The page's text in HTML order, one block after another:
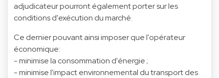
adjudicateur pourront également porter sur les
conditions d'exécution du marché.
Ce dernier pouvant ainsi imposer que l'opérateur
économique:
- minimise la consommation d'énergie ;
- minimise l'impact environnemental du transport des